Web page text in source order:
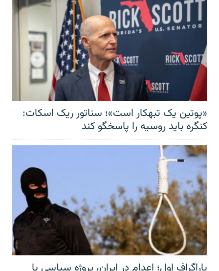
«پوتین یک تبهکار است»؛ سناتور ریک اسکات:
کنگره باید روسیه را پاسخگو کند
پاراگراف اول؛ اعدام در ایران، پروژه سیاسی یا